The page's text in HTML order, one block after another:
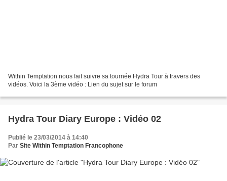
Within Temptation nous fait suivre sa tournée Hydra Tour à travers des
vidéos. Voici la 3ème vidéo : Lien du sujet sur le forum
Hydra Tour Diary Europe : Vidéo 02
Publié le 23/03/2014 à 14:40
Par Site Within Temptation Francophone